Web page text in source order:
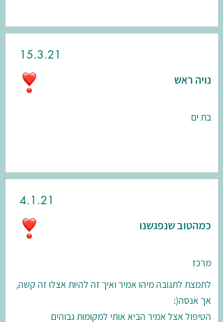
15.3.21
נויה ראש
בת ים
4.1.21
כמהטוב שנפגשנו
מרכז
לתמצת לתגובה מיהו אמיר ואיך זה להיות אצלו זה קשה,
אך אנסה(:
הטיפול אצל אמיר הביא אותי למקומות גבוהים